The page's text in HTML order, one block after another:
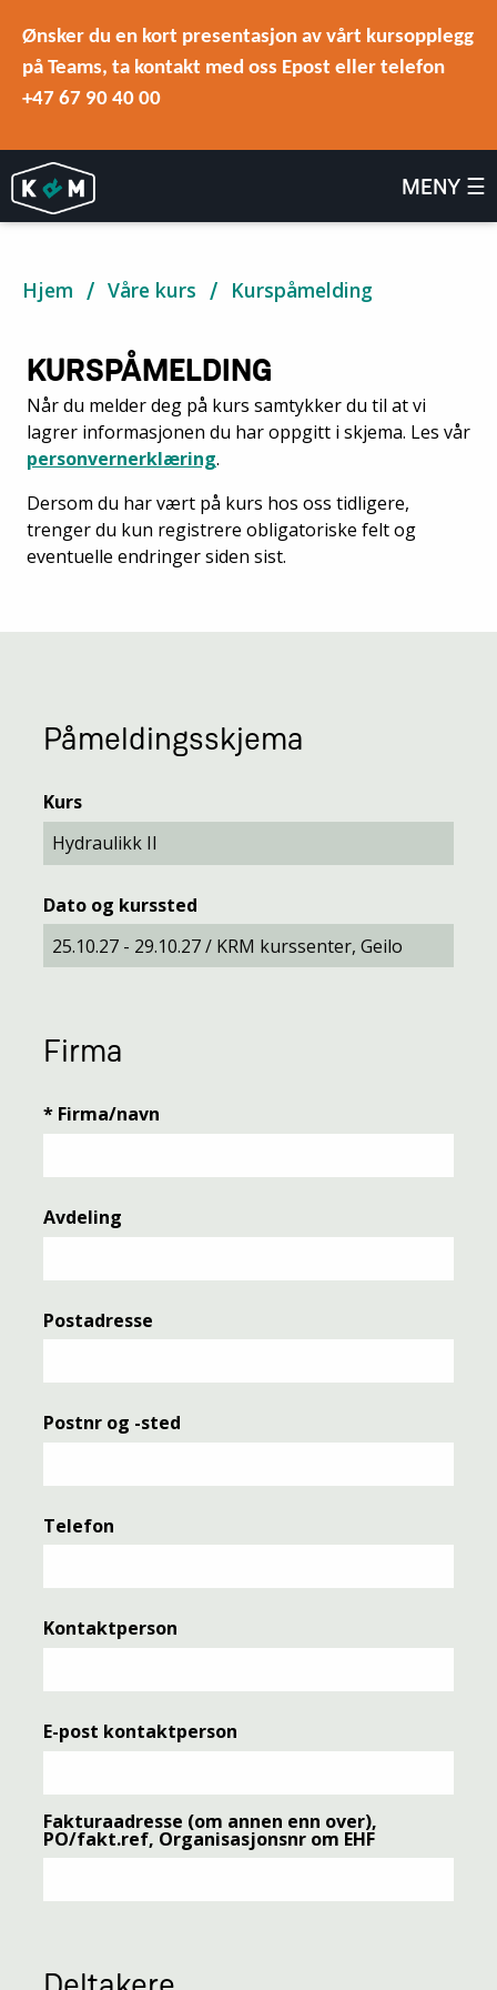
Ønsker du en kort presentasjon av vårt kursopplegg
på Teams, ta kontakt med oss Epost eller telefon
+47 67 90 40 00
MENY ☰
Hjem Våre kurs Kurspåmelding
KURSPÅMELDING
Når du melder deg på kurs samtykker du til at vi
lagrer informasjonen du har oppgitt i skjema. Les vår
personvernerklæring.
Dersom du har vært på kurs hos oss tidligere,
trenger du kun registrere obligatoriske felt og
eventuelle endringer siden sist.
Påmeldingsskjema
Kurs
Dato og kurssted
Firma
* Firma/navn
Avdeling
Postadresse
Postnr og -sted
Telefon
Kontaktperson
E-post kontaktperson
Fakturaadresse (om annen enn over),
PO/fakt.ref, Organisasjonsnr om EHF